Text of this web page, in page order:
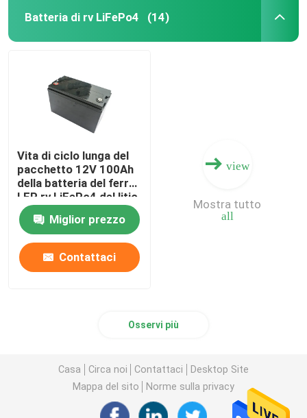
Batteria di rv LiFePo4 (14)
Vita di ciclo lunga del
pacchetto 12V 100Ah
della batteria del ferro
LFP rv LiFePo4 del litio
Miglior prezzo
Contattaci
view
all
Mostra tutto
Osservi più
Casa Circa noi Contattaci
Desktop Site
Mappa del sito
Norme sulla privacy